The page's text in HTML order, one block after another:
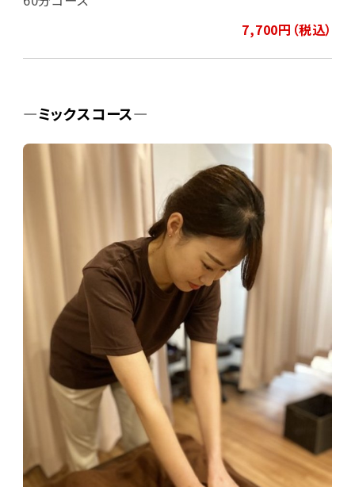
7,700円（税込）
―ミックスコース―